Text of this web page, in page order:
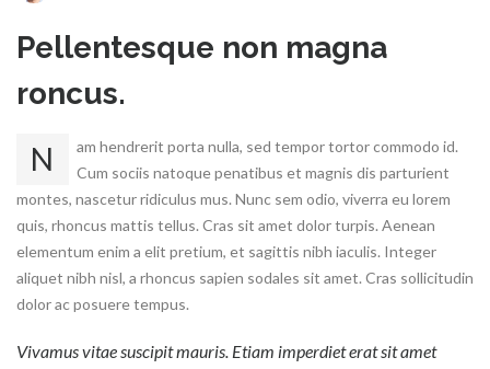
Pellentesque non magna
roncus.
N
am hendrerit porta nulla, sed tempor tortor commodo id.
Cum sociis natoque penatibus et magnis dis parturient
montes, nascetur ridiculus mus. Nunc sem odio, viverra eu lorem
quis, rhoncus mattis tellus. Cras sit amet dolor turpis. Aenean
elementum enim a elit pretium, et sagittis nibh iaculis. Integer
aliquet nibh nisl, a rhoncus sapien sodales sit amet. Cras sollicitudin
dolor ac posuere tempus.
Vivamus vitae suscipit mauris. Etiam imperdiet erat sit amet